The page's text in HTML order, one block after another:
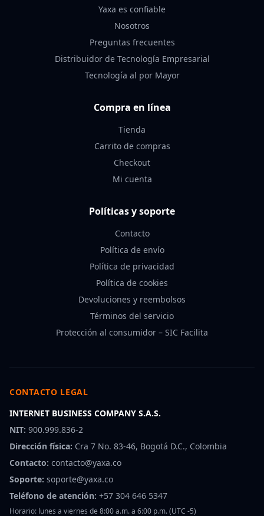
Yaxa es confiable
Nosotros
Preguntas frecuentes
Distribuidor de Tecnología Empresarial
Tecnología al por Mayor
Compra en línea
Tienda
Carrito de compras
Checkout
Mi cuenta
Políticas y soporte
Contacto
Política de envío
Política de privacidad
Política de cookies
Devoluciones y reembolsos
Términos del servicio
Protección al consumidor – SIC Facilita
CONTACTO LEGAL
INTERNET BUSINESS COMPANY S.A.S.
NIT: 900.999.836-2
Dirección física: Cra 7 No. 83-46, Bogotá D.C., Colombia
Contacto: contacto@yaxa.co
Soporte: soporte@yaxa.co
Teléfono de atención: +57 304 646 5347
Horario: lunes a viernes de 8:00 a.m. a 6:00 p.m. (UTC -5)